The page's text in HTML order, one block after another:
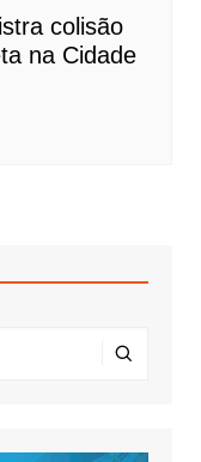
colisão
na Cidade